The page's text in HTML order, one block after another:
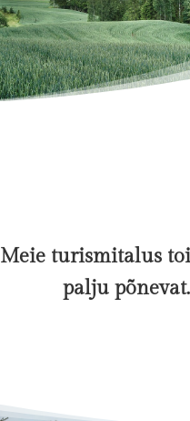
Meie turismitalus
palju